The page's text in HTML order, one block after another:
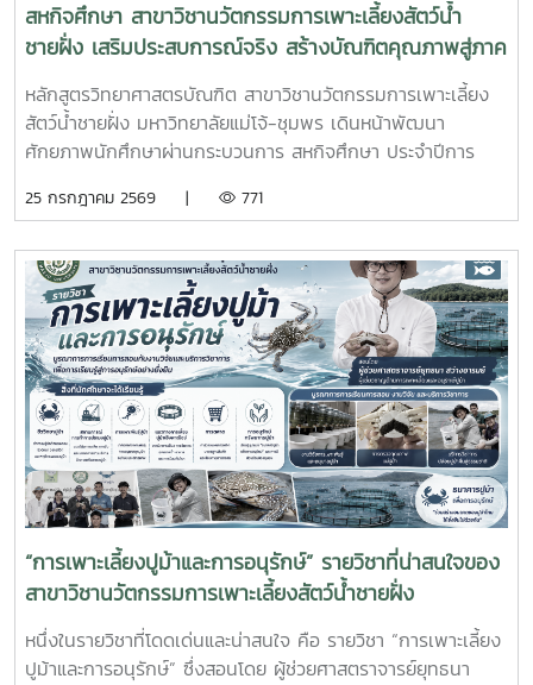
สหกิจศึกษา สาขาวิชานวัตกรรมการเพาะเลี้ยงสัตว์น้ำ
ชายฝั่ง เสริมประสบการณ์จริง สร้างบัณฑิตคุณภาพสู่ภาค
อุตสาหกรรมการผลิตสัตว์น้ำ
หลักสูตรวิทยาศาสตรบัณฑิต สาขาวิชานวัตกรรมการเพาะเลี้ยง
สัตว์น้ำชายฝั่ง มหาวิทยาลัยแม่โจ้-ชุมพร เดินหน้าพัฒนา
ศักยภาพนักศึกษาผ่านกระบวนการ สหกิจศึกษา ประจำปีการ
การและหน่วยงานภาคีเครือข่ายเป็นระยะเวลา 4 เดือน เพื่อให้
ความรู้จากห้องเรียนไปประยุกต์ใช้ในการทำงานจริงทั้งนี้ สหกิจ
ศึกษาเป็นส่วนสำคัญของการจัดการเรียนการสอน ที่มุ่งเน้นการ
ผลิตบัณฑิตให้มีความพร้อมทั้งด้านวิชาการและวิชาชีพ นักศึกษา
จะได้ฝึกทักษะการทำงานในสภาพแวดล้อมจริง เรียนรู้การแก้ไข
ปัญหาเฉพาะหน้า อดทน สู้งาน ซื่อสัตย์ มีสัมมาคารวะ ทำงาน
ร่วมกับผู้อื่นได้ และการปรับตัวให้เข้ากับองค์กร ตลอดจนพัฒนา
ทักษะวิชาชีพด้านการเพาะเลี้ยงสัตว์น้ำชายฝั่ง ให้สอดคล้องกับ
ความต้องการของภาคอุตสาหกรรมการผลิตสัตว์น้ำและอื่นๆที่
เกี่ยวข้อง
25 กรกฎาคม 2569 | 771
“การเพาะเลี้ยงปูม้าและการอนุรักษ์” รายวิชาที่น่าสนใจของ
สาขาวิชานวัตกรรมการเพาะเลี้ยงสัตว์น้ำชายฝั่ง
หนึ่งในรายวิชาที่โดดเด่นและน่าสนใจ คือ รายวิชา “การเพาะเลี้ยง
ปูม้าและการอนุรักษ์” ซึ่งสอนโดย ผู้ช่วยศาสตราจารย์ยุทธนา